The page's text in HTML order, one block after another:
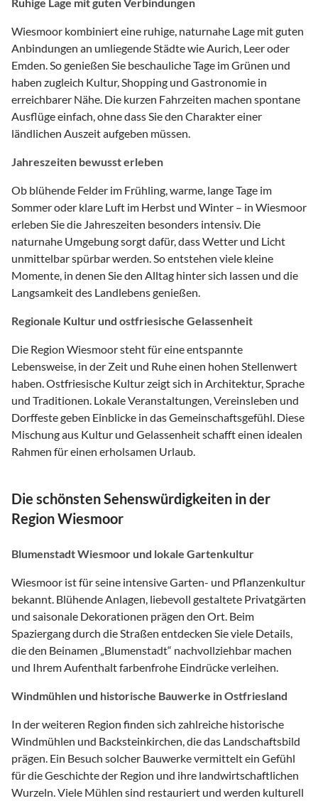
Wiesmoor kombiniert eine ruhige, naturnahe Lage mit guten
Anbindungen an umliegende Städte wie Aurich, Leer oder
Emden. So genießen Sie beschauliche Tage im Grünen und
haben zugleich Kultur, Shopping und Gastronomie in
erreichbarer Nähe. Die kurzen Fahrzeiten machen spontane
Ausflüge einfach, ohne dass Sie den Charakter einer
ländlichen Auszeit aufgeben müssen.
Jahreszeiten bewusst erleben
Ob blühende Felder im Frühling, warme, lange Tage im
Sommer oder klare Luft im Herbst und Winter – in Wiesmoor
erleben Sie die Jahreszeiten besonders intensiv. Die
naturnahe Umgebung sorgt dafür, dass Wetter und Licht
unmittelbar spürbar werden. So entstehen viele kleine
Momente, in denen Sie den Alltag hinter sich lassen und die
Langsamkeit des Landlebens genießen.
Regionale Kultur und ostfriesische Gelassenheit
Die Region Wiesmoor steht für eine entspannte
Lebensweise, in der Zeit und Ruhe einen hohen Stellenwert
haben. Ostfriesische Kultur zeigt sich in Architektur, Sprache
und Traditionen. Lokale Veranstaltungen, Vereinsleben und
Dorffeste geben Einblicke in das Gemeinschaftsgefühl. Diese
Mischung aus Kultur und Gelassenheit schafft einen idealen
Rahmen für einen erholsamen Urlaub.
Die schönsten Sehenswürdigkeiten in der
Region Wiesmoor
Blumenstadt Wiesmoor und lokale Gartenkultur
Wiesmoor ist für seine intensive Garten- und Pflanzenkultur
bekannt. Blühende Anlagen, liebevoll gestaltete Privatgärten
und saisonale Dekorationen prägen den Ort. Beim
Spaziergang durch die Straßen entdecken Sie viele Details,
die den Beinamen „Blumenstadt“ nachvollziehbar machen
und Ihrem Aufenthalt farbenfrohe Eindrücke verleihen.
Windmühlen und historische Bauwerke in Ostfriesland
In der weiteren Region finden sich zahlreiche historische
Windmühlen und Backsteinkirchen, die das Landschaftsbild
prägen. Ein Besuch solcher Bauwerke vermittelt ein Gefühl
für die Geschichte der Region und ihre landwirtschaftlichen
Wurzeln. Viele Mühlen sind restauriert und werden kulturell